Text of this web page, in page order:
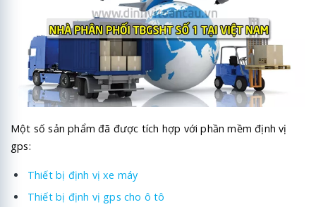
Một số sản phẩm đã được tích hợp với phần mềm định vị
gps:
Thiết bị định vị xe máy
Thiết bị định vị gps cho ô tô